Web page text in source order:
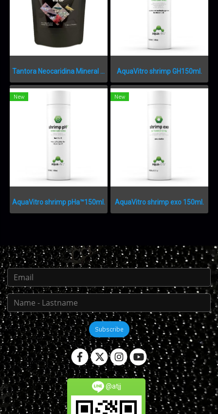
Tantora Neocaridina Mineral GH/KH+50g. AquaVitro shrimp GH150ml.
New
AquaVitro shrimp pHa™150ml.
New
AquaVitro shrimp exo 150ml.
Subscribe
@atjj